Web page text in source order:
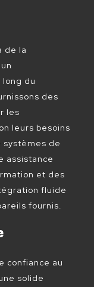
de la
du
des
les
leurs besoins
systèmes de
assistance
et des
fluide
fournis.
confiance au
solide